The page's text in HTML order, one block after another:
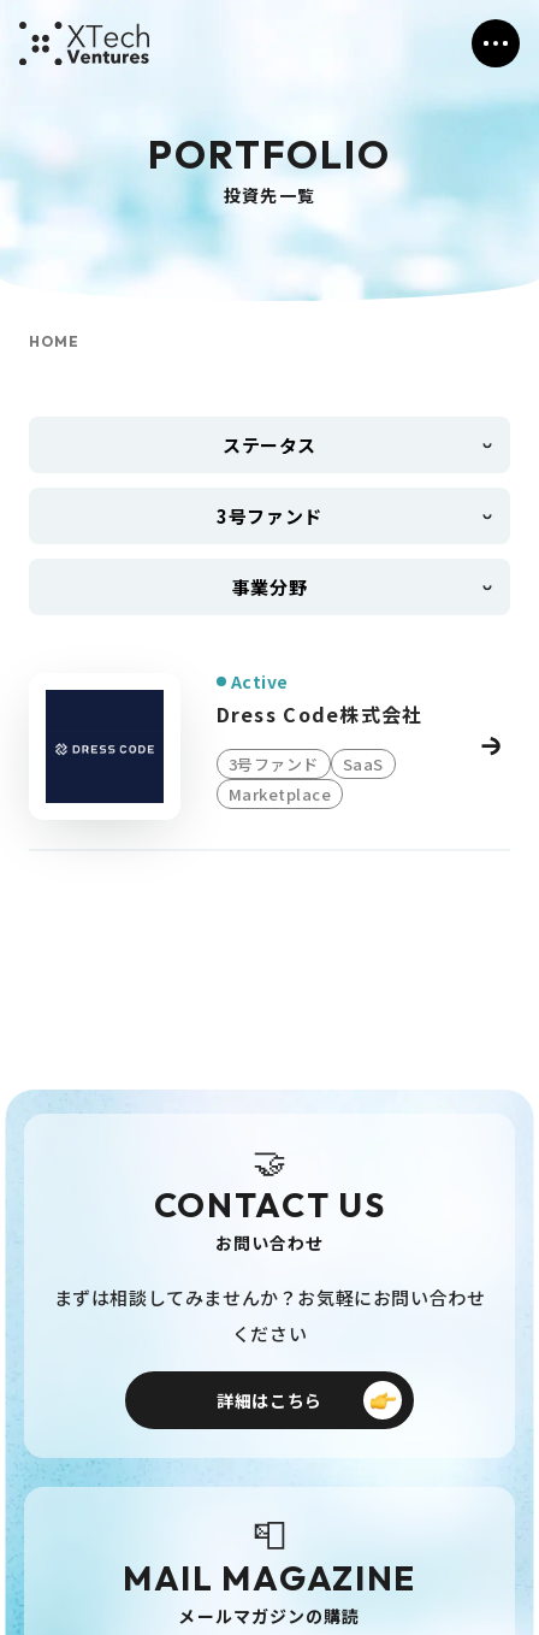
PORTFOLIO
投資先一覧
HOME
事業分野
Active
Dress Code株式会社
3号ファンド
SaaS
Marketplace
🤝
CONTACT US
お問い合わせ
まずは相談してみませんか？お気軽にお問い合わせ
ください
詳細はこちら
📮
MAIL MAGAZINE
メールマガジンの購読